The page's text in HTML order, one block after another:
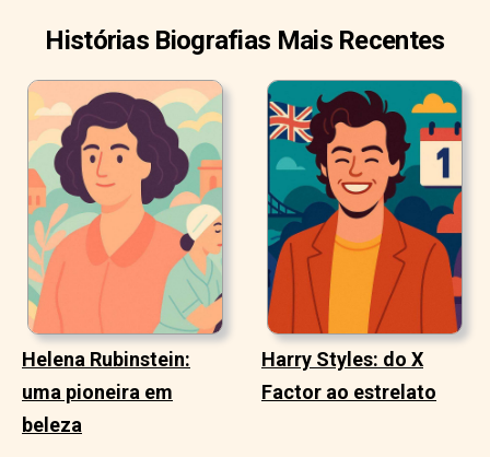
Histórias Biografias Mais Recentes
Helena Rubinstein:
uma pioneira em
beleza
Harry Styles: do X
Factor ao estrelato